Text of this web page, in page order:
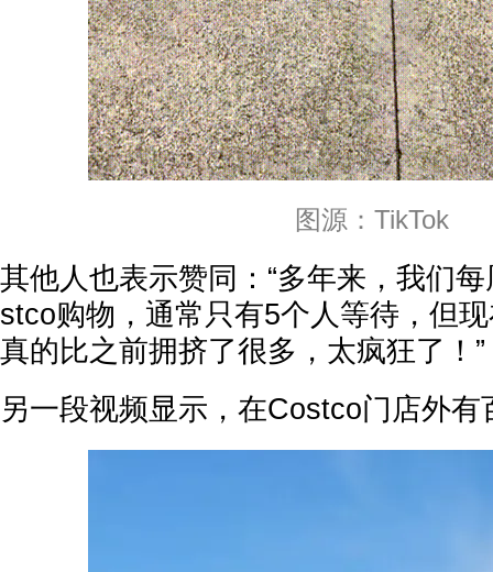
图源：TikTok
其他人也表示赞同：“多年来，我们
stco购物，通常只有5个人等待，但
真的比之前拥挤了很多，太疯狂了！”
另一段视频显示，在Costco门店外有